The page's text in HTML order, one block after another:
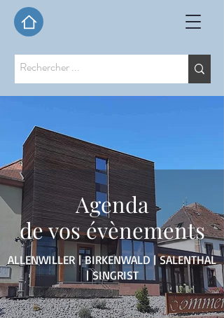
Agenda
de vos évènements
ALLENWILLER | BIRKENWALD | SALENTHAL
| SINGRIST